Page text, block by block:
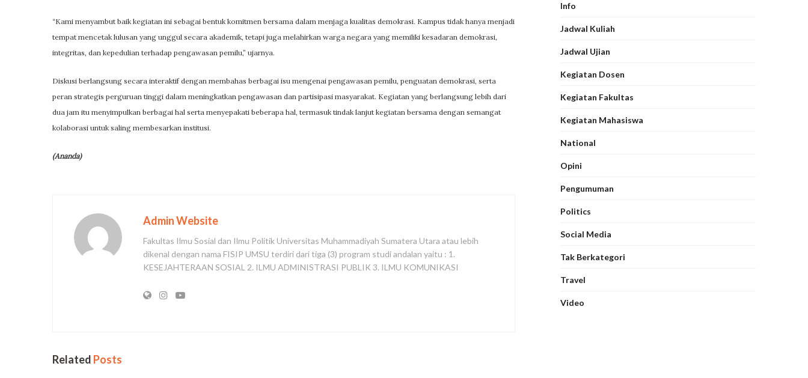
“Kami menyambut baik kegiatan ini sebagai bentuk komitmen bersama dalam menjaga kualitas demokrasi. Kampus tidak hanya menjadi
tempat mencetak lulusan yang unggul secara akademik, tetapi juga melahirkan warga negara yang memiliki kesadaran demokrasi,
integritas, dan kepedulian terhadap pengawasan pemilu,” ujarnya.
Diskusi berlangsung secara interaktif dengan membahas berbagai isu mengenai pengawasan pemilu, penguatan demokrasi, serta
peran strategis perguruan tinggi dalam meningkatkan pengawasan dan partisipasi masyarakat. Kegiatan yang berlangsung lebih dari
dua jam itu menyimpulkan berbagai hal serta menyepakati beberapa hal, termasuk tindak lanjut kegiatan bersama dengan semangat
kolaborasi untuk saling membesarkan institusi.
(Ananda)
Admin Website
Fakultas Ilmu Sosial dan Ilmu Politik Universitas Muhammadiyah Sumatera Utara atau lebih
dikenal dengan nama FISIP UMSU terdiri dari tiga (3) program studi andalan yaitu : 1.
KESEJAHTERAAN SOSIAL 2. ILMU ADMINISTRASI PUBLIK 3. ILMU KOMUNIKASI
Related Posts
Info
Jadwal Kuliah
Jadwal Ujian
Kegiatan Dosen
Kegiatan Fakultas
Kegiatan Mahasiswa
National
Opini
Pengumuman
Politics
Social Media
Tak Berkategori
Travel
Video